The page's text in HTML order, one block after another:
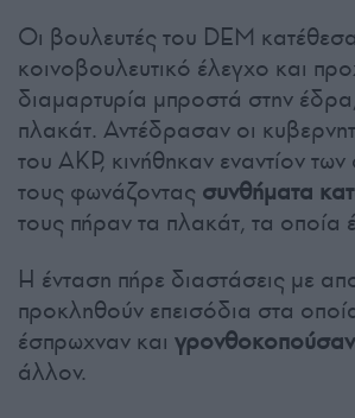
Οι βουλευτές του DEM
κοινοβουλευτικό έλεγχο και
διαμαρτυρία μπροστά στην
πλακάτ. Αντέδρασαν οι
του ΑΚΡ, κινήθηκαν εναντίον
τους φωνάζοντας συνθήματα
τους πήραν τα πλακάτ, τα οποία
Η ένταση πήρε διαστάσεις με
προκληθούν επεισόδια στα
έσπρωχναν και γρονθοκοπούσαν
άλλον.